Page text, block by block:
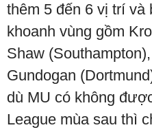
thêm 5 đến 6 vị trí
khoanh vùng gồm
Shaw
Gundogan
dù MU có không
League mùa sau thì